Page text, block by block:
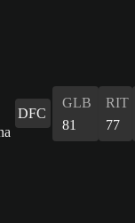
DFC
GLB
81
RIT
77